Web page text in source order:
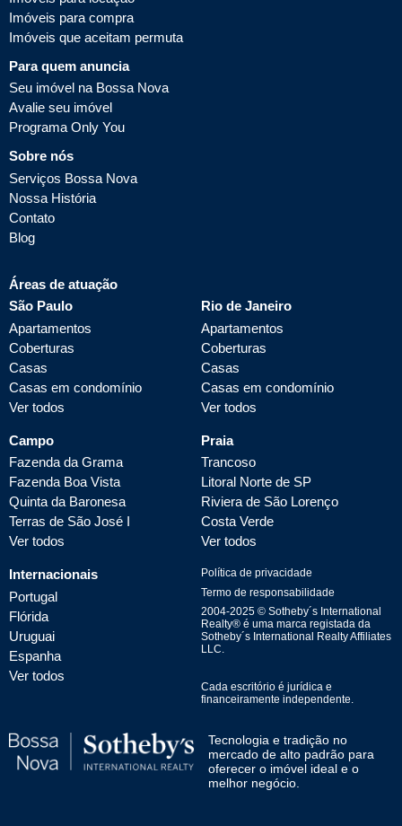
Imóveis para compra
Imóveis que aceitam permuta
Para quem anuncia
Seu imóvel na Bossa Nova
Avalie seu imóvel
Programa Only You
Sobre nós
Serviços Bossa Nova
Nossa História
Contato
Blog
Áreas de atuação
São Paulo
Apartamentos
Coberturas
Casas
Casas em condomínio
Ver todos
Rio de Janeiro
Apartamentos
Coberturas
Casas
Casas em condomínio
Ver todos
Campo
Fazenda da Grama
Fazenda Boa Vista
Quinta da Baronesa
Terras de São José I
Ver todos
Praia
Trancoso
Litoral Norte de SP
Riviera de São Lorenço
Costa Verde
Ver todos
Internacionais
Portugal
Flórida
Uruguai
Espanha
Ver todos
Política de privacidade
Termo de responsabilidade
2004-2025 © Sotheby´s International
Realty® é uma marca registada da
Sotheby´s International Realty Affiliates
LLC.
Cada escritório é jurídica e
financeiramente independente.
Tecnologia e tradição no
mercado de alto padrão para
oferecer o imóvel ideal e o
melhor negócio.